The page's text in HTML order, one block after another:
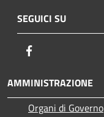
SEGUICI SU
AMMINISTRAZIONE
Organi di Governo